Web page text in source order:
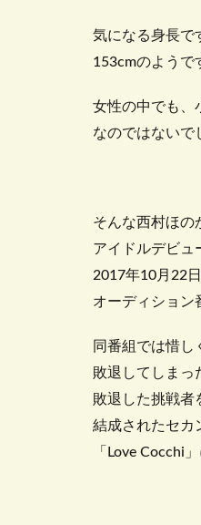
気になる身長で
153cmのようで
女性の中でも、
なのではないで
そんな西村ほの
アイドルデビュ
2017年10月22
オーディション
同番組では惜し
敗退してしまっ
敗退した挑戦者
結成されたセカ
「Love Cocchi